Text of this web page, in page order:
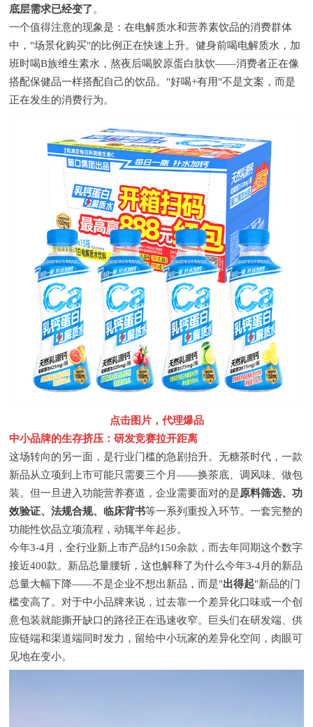
底层需求已经变了。
一个值得注意的现象是：在电解质水和营养素饮品的消费群体
中，"场景化购买"的比例正在快速上升。健身前喝电解质水，加
班时喝B族维生素水，熬夜后喝胶原蛋白肽饮——消费者正在像
搭配保健品一样搭配自己的饮品。"好喝+有用"不是文案，而是
正在发生的消费行为。
点击图片，代理爆品
中小品牌的生存挤压：研发竞赛拉开距离
这场转向的另一面，是行业门槛的急剧抬升。无糖茶时代，一款
新品从立项到上市可能只需要三个月——换茶底、调风味、做包
装。但一旦进入功能营养赛道，企业需要面对的是原料筛选、功
效验证、法规合规、临床背书等一系列重投入环节。一套完整的
功能性饮品立项流程，动辄半年起步。
今年3-4月，全行业新上市产品约150余款，而去年同期这个数字
接近400款。新品总量腰斩，这也解释了为什么今年3-4月的新品
总量大幅下降——不是企业不想出新品，而是"出得起"新品的门
槛变高了。对于中小品牌来说，过去靠一个差异化口味或一个创
意包装就能撕开缺口的路径正在迅速收窄。巨头们在研发端、供
应链端和渠道端同时发力，留给中小玩家的差异化空间，肉眼可
见地在变小。